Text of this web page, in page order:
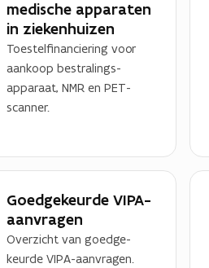
medische apparaten
in ziekenhuizen
Toestelfinanciering voor
aankoop bestralings-
apparaat, NMR en PET-
scanner.
Goedgekeurde VIPA-
aanvragen
Overzicht van goedge-
keurde VIPA-aanvragen.